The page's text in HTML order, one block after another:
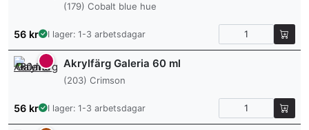
(179) Cobalt blue hue
56 kr I lager: 1-3 arbetsdagar
Akrylfärg Galeria 60 ml
(203) Crimson
56 kr I lager: 1-3 arbetsdagar